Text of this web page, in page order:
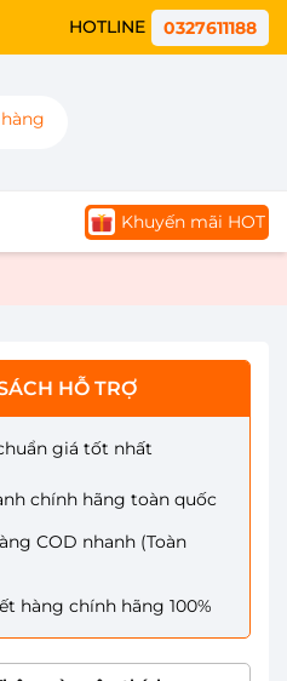
HOTLINE 0327611188
Khuyến mãi HOT
HỖ TRỢ
giá tốt nhất
chính hãng toàn quốc
COD nhanh (Toàn
hàng chính hãng 100%